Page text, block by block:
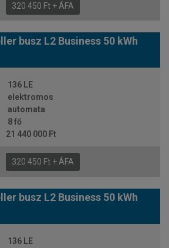
320 450 Ft + ÁFA
busz L2 Business 50 kWh
136 LE
elektromos
automata
8 fő
21 440 000 Ft
320 450 Ft + ÁFA
busz L2 Business 50 kWh
136 LE